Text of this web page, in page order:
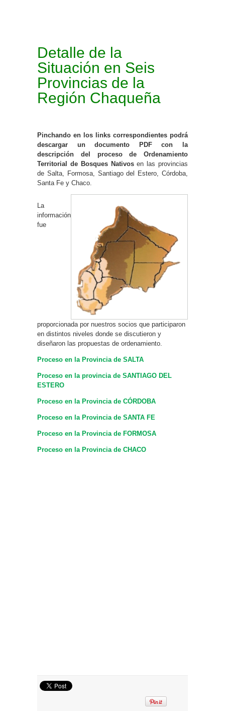
Detalle de la
Situación en Seis
Provincias de la
Región Chaqueña
Pinchando en los links correspondientes podrá
descargar un documento PDF con la
descripción del proceso de Ordenamiento
Territorial de Bosques Nativosen las provincias
de Salta, Formosa, Santiago del Estero, Córdoba,
Santa Fe y Chaco.
La
información
fue
proporcionada por nuestros socios que participaron
en distintos niveles donde se discutieron y
diseñaron las propuestas de ordenamiento.
Proceso en la Provincia de SALTA
Proceso en la provincia de SANTIAGO DEL
ESTERO
Proceso en la Provincia de CÓRDOBA
Proceso en la Provincia de SANTA FE
Proceso en la Provincia de FORMOSA
Proceso en la Provincia de CHACO